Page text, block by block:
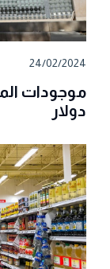
24/02/2024
دولار